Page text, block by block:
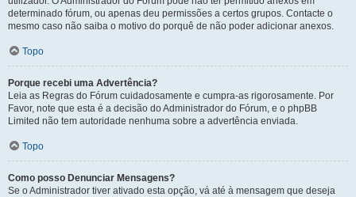
determinado fórum, ou apenas deu permissões a certos grupos. Contacte o
mesmo caso não saiba o motivo do porquê de não poder adicionar anexos.
Topo
Porque recebi uma Advertência?
Leia as Regras do Fórum cuidadosamente e cumpra-as rigorosamente. Por
Favor, note que esta é a decisão do Administrador do Fórum, e o phpBB
Limited não tem autoridade nenhuma sobre a advertência enviada.
Topo
Como posso Denunciar Mensagens?
Se o Administrador tiver ativado esta opção, vá até à mensagem que deseja